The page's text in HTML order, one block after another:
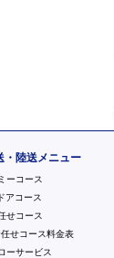
・陸送メニュー
ーコース
アコース
せコース
せコース料金表
ーサービス